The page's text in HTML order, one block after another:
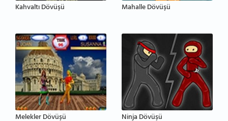
Kahvaltı Dövüşü Mahalle Dövüşü
Melekler Dövüşü Ninja Dövüşü